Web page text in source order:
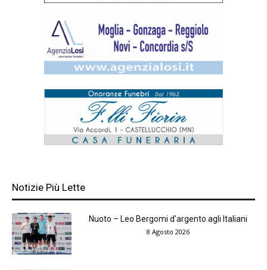
Notizie Più Lette
Nuoto – Leo Bergomi d’argento agli Italiani
8 Agosto 2026